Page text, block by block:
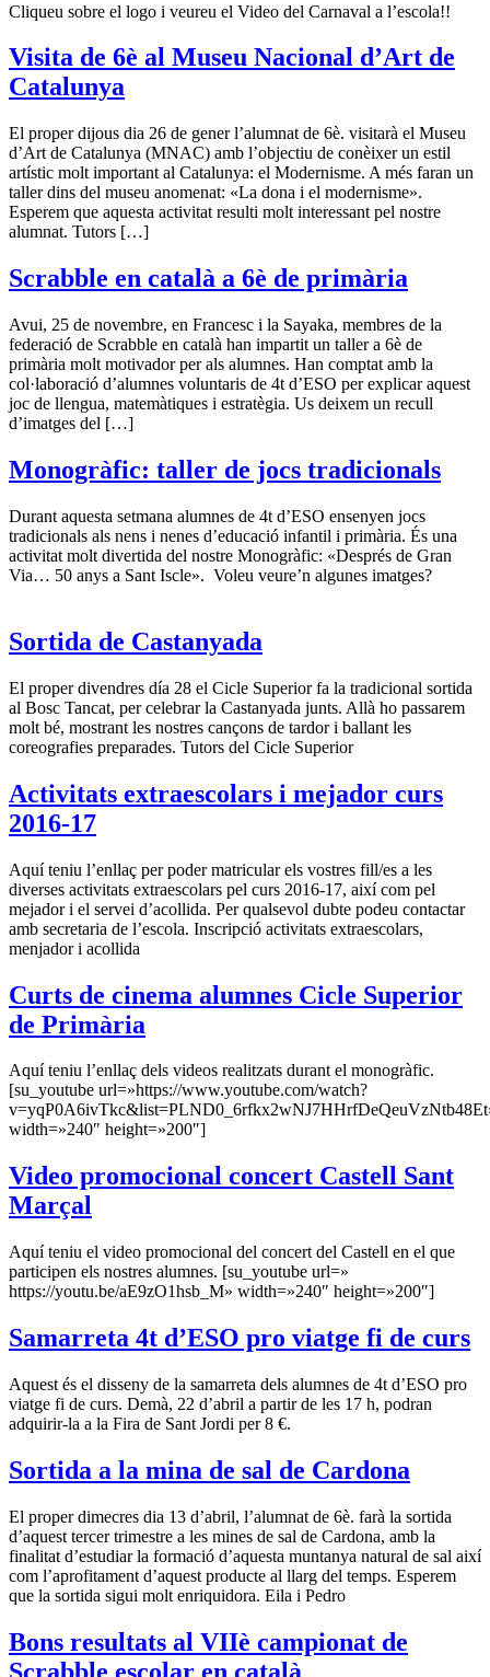
Cliqueu sobre el logo i veureu el Video del Carnaval a l’escola!!
Visita de 6è al Museu Nacional d’Art de
Catalunya
El proper dijous dia 26 de gener l’alumnat de 6è. visitarà el Museu
d’Art de Catalunya (MNAC) amb l’objectiu de conèixer un estil
artístic molt important al Catalunya: el Modernisme. A més faran un
taller dins del museu anomenat: «La dona i el modernisme».
Esperem que aquesta activitat resulti molt interessant pel nostre
alumnat. Tutors […]
Scrabble en català a 6è de primària
Avui, 25 de novembre, en Francesc i la Sayaka, membres de la
federació de Scrabble en català han impartit un taller a 6è de
primària molt motivador per als alumnes. Han comptat amb la
col·laboració d’alumnes voluntaris de 4t d’ESO per explicar aquest
joc de llengua, matemàtiques i estratègia. Us deixem un recull
d’imatges del […]
Monogràfic: taller de jocs tradicionals
Durant aquesta setmana alumnes de 4t d’ESO ensenyen jocs
tradicionals als nens i nenes d’educació infantil i primària. És una
activitat molt divertida del nostre Monogràfic: «Després de Gran
Via… 50 anys a Sant Iscle». Voleu veure’n algunes imatges?
Sortida de Castanyada
El proper divendres día 28 el Cicle Superior fa la tradicional sortida
al Bosc Tancat, per celebrar la Castanyada junts. Allà ho passarem
molt bé, mostrant les nostres cançons de tardor i ballant les
coreografies preparades. Tutors del Cicle Superior
Activitats extraescolars i mejador curs
2016-17
Aquí teniu l’enllaç per poder matricular els vostres fill/es a les
diverses activitats extraescolars pel curs 2016-17, així com pel
mejador i el servei d’acollida. Per qualsevol dubte podeu contactar
amb secretaria de l’escola. Inscripció activitats extraescolars,
menjador i acollida
Curts de cinema alumnes Cicle Superior
de Primària
Aquí teniu l’enllaç dels videos realitzats durant el monogràfic.
[su_youtube url=»https://www.youtube.com/watch?
width=»240″ height=»200″]
Video promocional concert Castell Sant
Marçal
Aquí teniu el video promocional del concert del Castell en el que
participen els nostres alumnes. [su_youtube url=»
https://youtu.be/aE9zO1hsb_M» width=»240″ height=»200″]
Samarreta 4t d’ESO pro viatge fi de curs
Aquest és el disseny de la samarreta dels alumnes de 4t d’ESO pro
viatge fi de curs. Demà, 22 d’abril a partir de les 17 h, podran
adquirir-la a la Fira de Sant Jordi per 8 €.
Sortida a la mina de sal de Cardona
El proper dimecres dia 13 d’abril, l’alumnat de 6è. farà la sortida
d’aquest tercer trimestre a les mines de sal de Cardona, amb la
finalitat d’estudiar la formació d’aquesta muntanya natural de sal així
com l’aprofitament d’aquest producte al llarg del temps. Esperem
que la sortida sigui molt enriquidora. Eila i Pedro
Bons resultats al VIIè campionat de
Scrabble escolar en català